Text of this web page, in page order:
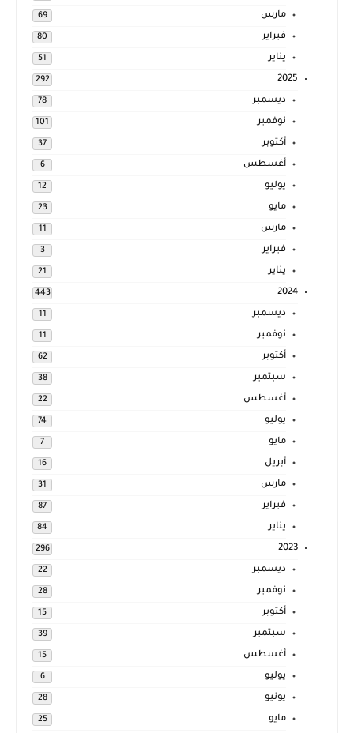
مارس 69
فبراير 80
يناير 51
2025
292
ديسمبر 78
نوفمبر 101
أكتوبر 37
أغسطس 6
يوليو 12
مايو 23
مارس 11
فبراير 3
يناير 21
2024
443
ديسمبر 11
نوفمبر 11
أكتوبر 62
سبتمبر 38
أغسطس 22
يوليو 74
مايو 7
أبريل 16
مارس 31
فبراير 87
يناير 84
2023
296
ديسمبر 22
نوفمبر 28
أكتوبر 15
سبتمبر 39
أغسطس 15
يوليو 6
يونيو 28
مايو 25